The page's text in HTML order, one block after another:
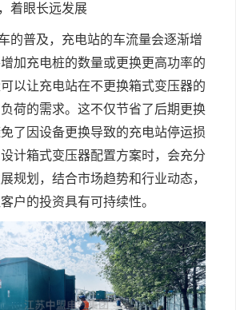
着眼长远发展
的普及，充电站的车流量会逐渐增
加充电桩的数量或更换更高功率的
以让充电站在不更换箱式变压器的
荷的需求。这不仅节省了后期更换
了因设备更换导致的充电站停运损
计箱式变压器配置方案时，会充分
规划，结合市场趋势和行业动态，
户的投资具有可持续性。